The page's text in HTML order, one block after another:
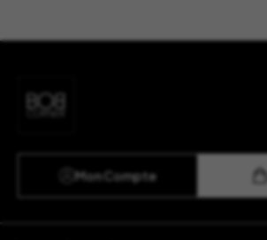
Mon Compte